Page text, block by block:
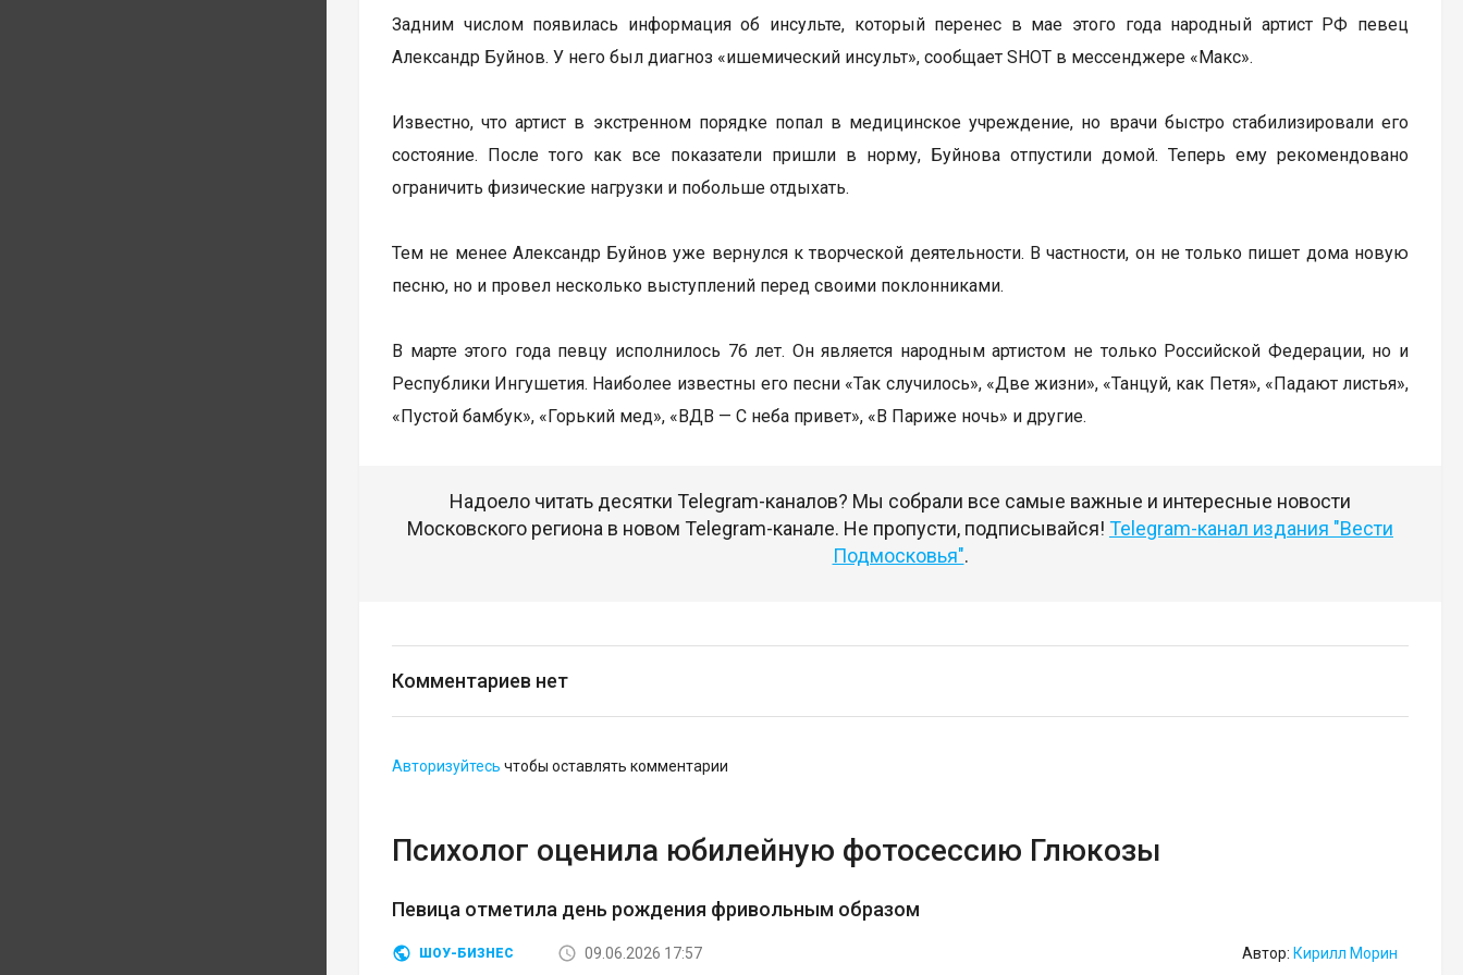
Задним числом появилась информация об инсульте, который перенес в мае этого года народный артист РФ певец
Александр Буйнов. У него был диагноз «ишемический инсульт», сообщает SHOT в мессенджере «Макс».
Известно, что артист в экстренном порядке попал в медицинское учреждение, но врачи быстро стабилизировали его
состояние. После того как все показатели пришли в норму, Буйнова отпустили домой. Теперь ему рекомендовано
ограничить физические нагрузки и побольше отдыхать.
Тем не менее Александр Буйнов уже вернулся к творческой деятельности. В частности, он не только пишет дома новую
песню, но и провел несколько выступлений перед своими поклонниками.
В марте этого года певцу исполнилось 76 лет. Он является народным артистом не только Российской Федерации, но и
Республики Ингушетия. Наиболее известны его песни «Так случилось», «Две жизни», «Танцуй, как Петя», «Падают листья»,
«Пустой бамбук», «Горький мед», «ВДВ — С неба привет», «В Париже ночь» и другие.
Надоело читать десятки Telegram-каналов? Мы собрали все самые важные и интересные новости
Московского региона в новом Telegram-канале. Не пропусти, подписывайся! Telegram-канал издания "Вести
Подмосковья".
Комментариев нет
Авторизуйтесь чтобы оставлять комментарии
Психолог оценила юбилейную фотосессию Глюкозы
Певица отметила день рождения фривольным образом
ШОУ-БИЗНЕС 09.06.2026 17:57 Автор: Кирилл Морин